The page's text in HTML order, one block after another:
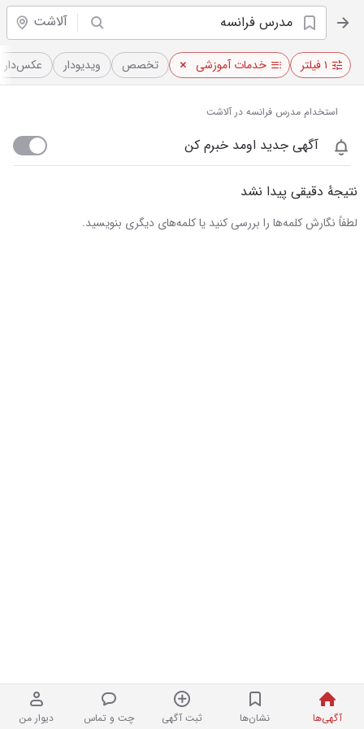
آلاشت
آگهی‌ها نشان‌ها ثبت آگهی چت و تماس دیوار من
۱ فیلتر خدمات آموزشی تخصص ویدیو‌دار عکس‌دار
استخدام مدرس فرانسه در آلاشت
آگهی جدید اومد خبرم کن
نتیجهٔ دقیقی پیدا نشد
لطفاً نگارش کلمه‌ها را بررسی کنید یا کلمه‌های دیگری بنویسید.